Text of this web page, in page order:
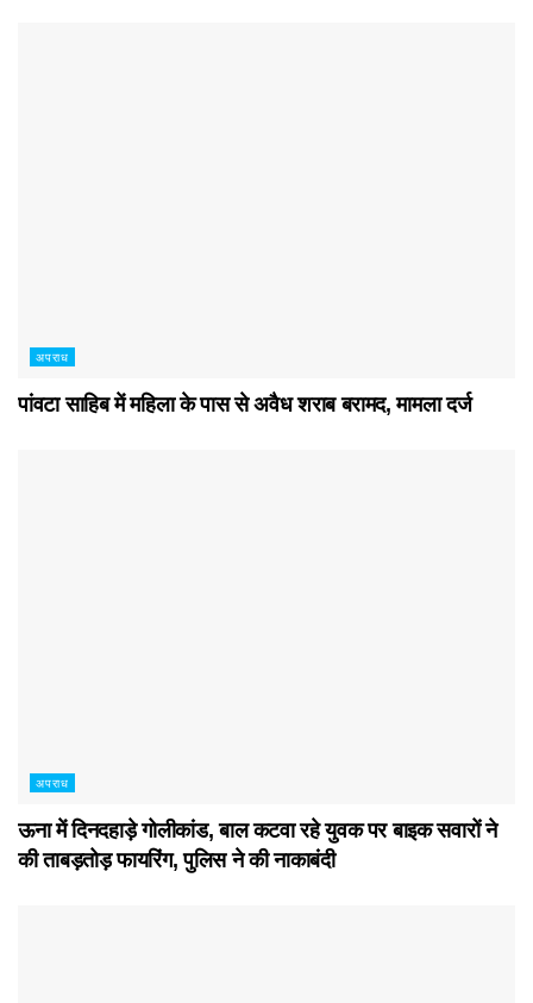
अपराध
पांवटा साहिब में महिला के पास से अवैध शराब बरामद, मामला दर्ज
अपराध
ऊना में दिनदहाड़े गोलीकांड, बाल कटवा रहे युवक पर बाइक सवारों ने
की ताबड़तोड़ फायरिंग, पुलिस ने की नाकाबंदी